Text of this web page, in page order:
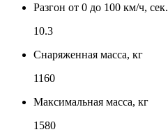
Разгон от 0 до 100 км/ч, сек.
10.3
Снаряженная масса, кг
1160
Максимальная масса, кг
1580